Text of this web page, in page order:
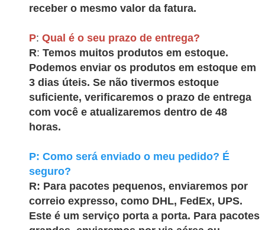
receber o mesmo valor da fatura.
P: Qual é o seu prazo de entrega?
R: Temos muitos produtos em estoque.
Podemos enviar os produtos em estoque em
3 dias úteis. Se não tivermos estoque
suficiente, verificaremos o prazo de entrega
com você e atualizaremos dentro de 48
horas.
P: Como será enviado o meu pedido? É
seguro?
R: Para pacotes pequenos, enviaremos por
correio expresso, como DHL, FedEx, UPS.
Este é um serviço porta a porta. Para pacotes